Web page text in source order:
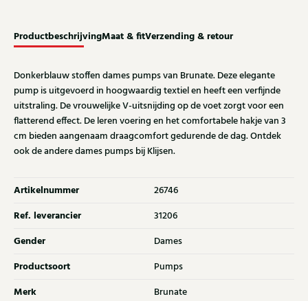
ProductbeschrijvingMaat & fitVerzending & retour
Donkerblauw stoffen dames pumps van Brunate. Deze elegante
pump is uitgevoerd in hoogwaardig textiel en heeft een verfijnde
uitstraling. De vrouwelijke V-uitsnijding op de voet zorgt voor een
flatterend effect. De leren voering en het comfortabele hakje van 3
cm bieden aangenaam draagcomfort gedurende de dag. Ontdek
ook de andere dames pumps bij Klijsen.
Artikelnummer 26746
Ref. leverancier 31206
Gender Dames
Productsoort Pumps
Merk Brunate